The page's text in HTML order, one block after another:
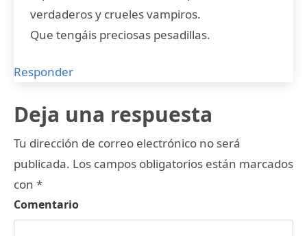
verdaderos y crueles vampiros.
Que tengáis preciosas pesadillas.
Responder
Deja una respuesta
Tu dirección de correo electrónico no será
publicada. Los campos obligatorios están marcados
con *
Comentario